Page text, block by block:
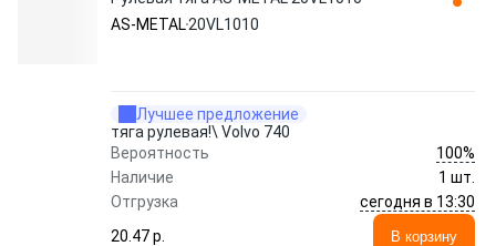
AS-METAL20VL1010
Лучшее предложение
тяга рулевая!\ Volvo 740
Вероятность
100%
Наличие
1 шт.
Отгрузка
сегодня в 13:30
20.47 p.
В корзину